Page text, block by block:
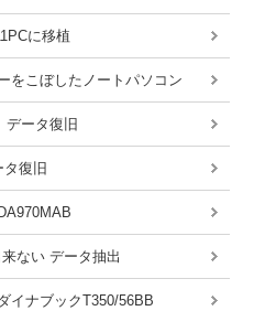
に移植
こぼしたノートパソコン
データ復旧
復旧
ない データ抽出
イナブックT350/56BB